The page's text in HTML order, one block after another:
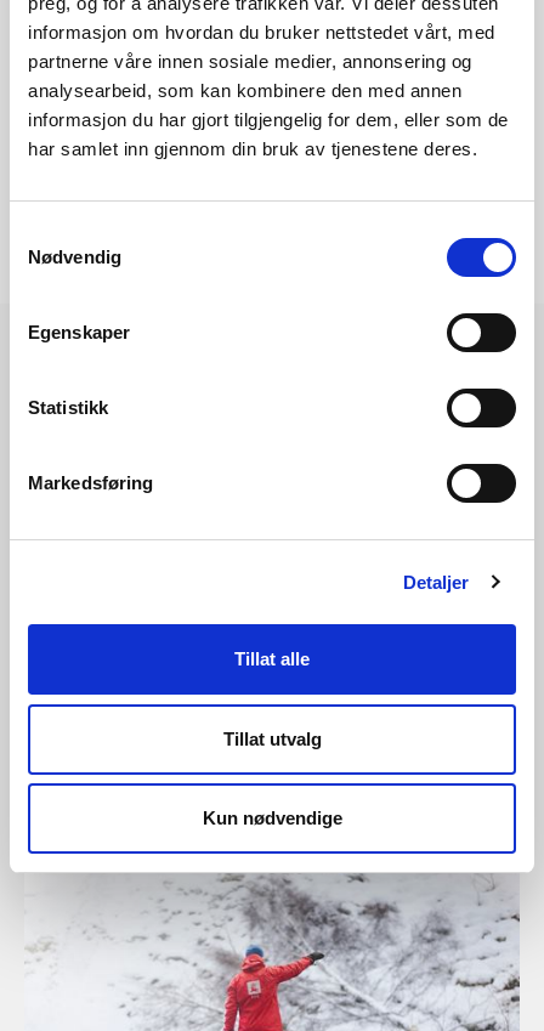
informasjon om hvordan du bruker nettstedet vårt, med
partnerne våre innen sosiale medier, annonsering og
analysearbeid, som kan kombinere den med annen
informasjon du har gjort tilgjengelig for dem, eller som de
har samlet inn gjennom din bruk av tjenestene deres.
Nødvendig
Egenskaper
Statistikk
Markedsføring
Detaljer
Tillat alle
Tillat utvalg
Kun nødvendige
kraft til et sett standard avtalevilkår. Har du spørsmål om
kraftleverandørers avtalevilkår, bør du kontakte den
enkelte leverandør.
Les også